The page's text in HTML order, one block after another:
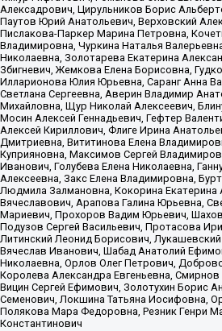
Алексадрович, Цирульников Борис
Паутов Юрий Анатольевич, Верховский
Пислакова-Паркер Марина Петровна,
Владимировна, Чуркина Наталья
Николаевна, Золотарева Екатерина
Збигневич, Жемкова Елена Борисовна,
Илларионова Юлия Юрьевна, Саранг Анна
Светлана Сергеевна, Аверин Владимир
Михайловна, Щур Николай Алексеевич,
Мосин Алексей Геннадьевич, Гефтер
Алексей Кириллович, Флиге Ирина
Дмитриевна, Вититинова Елена
Куприяновна, Максимов Сергей
Иванович, Голубева Елена Николаевна,
Алексеевна, Закс Елена Владимировна,
Людмила Залмановна, Кокорина Екатерина
Вячеславович, Арапова Галина Юрьевна,
Мариевич, Прохоров Вадим Юрьевич,
Подузов Сергей Васильевич, Протасова
Литинский Леонид Борисович,
Вячеслав Иванович, Шабад Анатолий
Николаевна, Орлов Олег Петрович,
Королева Александра Евгеньевна,
Вицин Сергей Ефимович, Золотухин Борис
Семенович, Локшина Татьяна Иосифовна,
Полякова Мара Федоровна, Резник Генри
Константинович